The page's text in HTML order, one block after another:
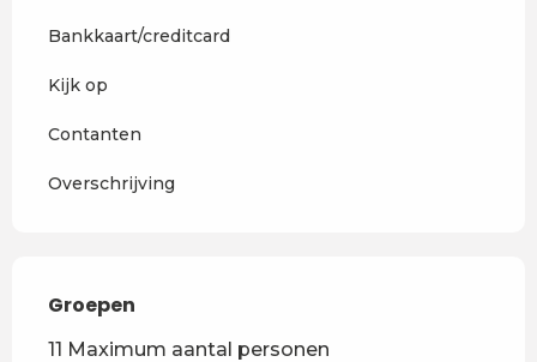
Bankkaart/creditcard
Kijk op
Contanten
Overschrijving
Groepen
Groepen
11 Maximum aantal personen